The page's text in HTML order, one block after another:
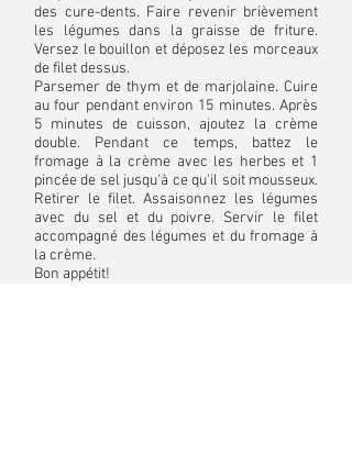
des cure-dents. Faire revenir brièvement
les légumes dans la graisse de friture.
Versez le bouillon et déposez les morceaux
de filet dessus.
Parsemer de thym et de marjolaine. Cuire
au four pendant environ 15 minutes. Après
5 minutes de cuisson, ajoutez la crème
double. Pendant ce temps, battez le
fromage à la crème avec les herbes et 1
pincée de sel jusqu'à ce qu'il soit mousseux.
Retirer le filet. Assaisonnez les légumes
avec du sel et du poivre. Servir le filet
accompagné des légumes et du fromage à
la crème.
Bon appétit!